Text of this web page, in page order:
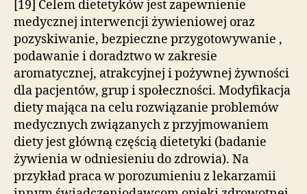
[19] Celem dietetyków jest zapewnienie
medycznej interwencji żywieniowej oraz
pozyskiwanie, bezpieczne przygotowywanie ,
podawanie i doradztwo w zakresie
aromatycznej, atrakcyjnej i pożywnej żywności
dla pacjentów, grup i społeczności. Modyfikacja
diety mająca na celu rozwiązanie problemów
medycznych związanych z przyjmowaniem
diety jest główną częścią dietetyki (badanie
żywienia w odniesieniu do zdrowia). Na
przykład praca w porozumieniu z lekarzamii